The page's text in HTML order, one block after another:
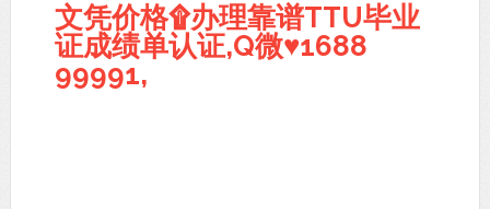
文凭价格۩办理靠谱TTU毕业
证成绩单认证,Q微♥1688
99991,